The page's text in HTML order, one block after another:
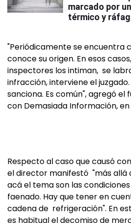
marcado por
térmico y
"Periódicamente se encuentra
conoce su origen. En esos
inspectores los intiman, se
infracción, interviene el
sanciona. Es común", agregó el
con Demasiada Información, en
Respecto al caso que causó
el director manifestó "más allá
acá el tema son las
faenado. Hay que tener en
cadena de refrigeración". En
es habitual el decomiso de